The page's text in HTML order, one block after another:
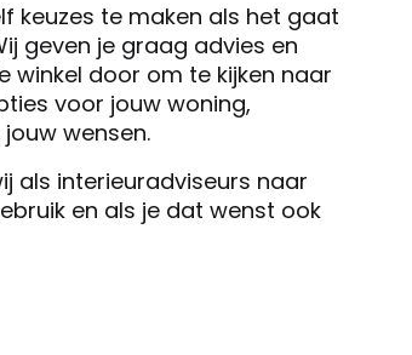
keuzes te maken als het gaat
geven je graag advies en
winkel door om te kijken naar
voor jouw woning,
wensen.
als interieuradviseurs naar
en als je dat wenst ook